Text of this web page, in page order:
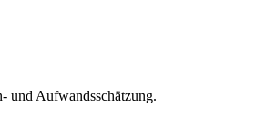
und Aufwandsschätzung.